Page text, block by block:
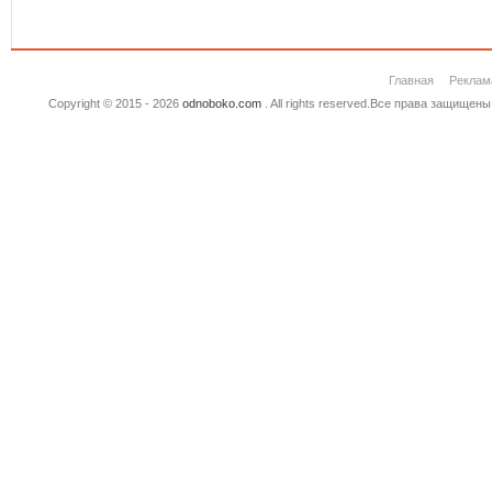
Главная
Copyright © 2015 - 2026 odnoboko.com. All rights reserved.Все права защищены.